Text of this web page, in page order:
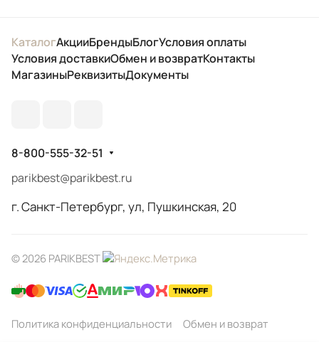
КаталогАкцииБрендыБлогУсловия оплаты
Условия доставкиОбмен и возвратКонтакты
МагазиныРеквизитыДокументы
8-800-555-32-51
parikbest@parikbest.ru
г. Санкт-Петербург, ул, Пушкинская, 20
© 2026 PARIKBEST
Политика конфиденциальности Обмен и возврат